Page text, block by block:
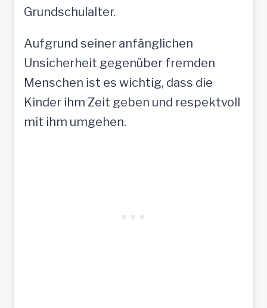
Grundschulalter.
Aufgrund seiner anfänglichen
Unsicherheit gegenüber fremden
Menschen ist es wichtig, dass die
Kinder ihm Zeit geben und respektvoll
mit ihm umgehen.